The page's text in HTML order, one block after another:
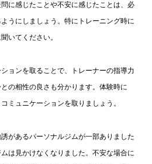
に感じたことや不安に感じたことは、必
うにしましょう。特にトレーニング時に
いてください。
ョンを取ることで、トレーナーの指導力
の相性の良さも分かります。体験時に
ミュニケーションを取りましょう。
があるパーソナルジムが一部ありました
は見かけなくなりました。不安な場合に